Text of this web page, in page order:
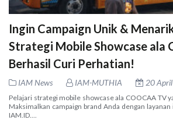
Ingin Campaign Unik &
Strategi Mobile Showcase ala
Berhasil Curi Perhatian!
IAM News IAM-MUTHIA 20
Pelajari strategi mobile showcase ala COOCAA TV
Maksimalkan campaign brand Anda dengan
IAM.ID....